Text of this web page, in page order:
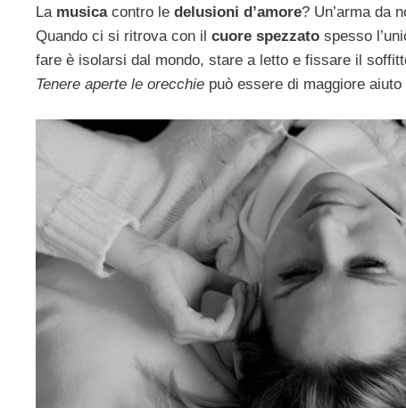
La musicacontro le delusioni d’amore? Un’arma da
Quando ci si ritrova con il cuore spezzato spesso
fare è isolarsi dal mondo, stare a letto e fissare il
Tenere aperte le orecchie può essere di maggiore